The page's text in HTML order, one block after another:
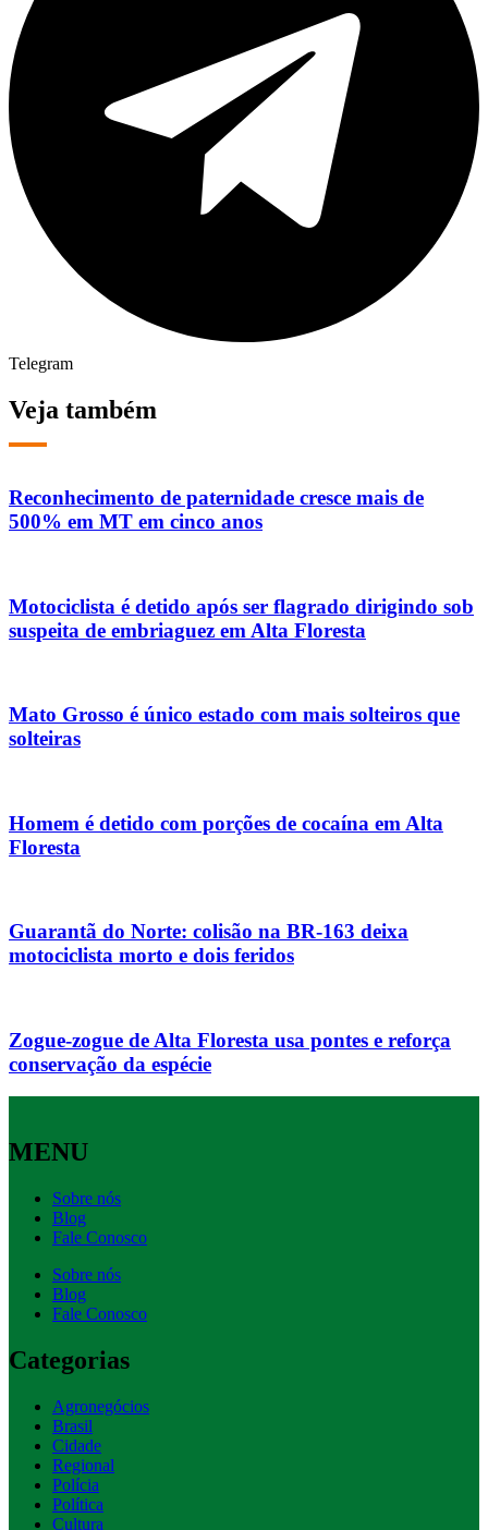
Telegram
Veja também
Reconhecimento de paternidade cresce mais de
500% em MT em cinco anos
Motociclista é detido após ser flagrado dirigindo sob
suspeita de embriaguez em Alta Floresta
Mato Grosso é único estado com mais solteiros que
solteiras
Homem é detido com porções de cocaína em Alta
Floresta
Guarantã do Norte: colisão na BR-163 deixa
motociclista morto e dois feridos
Zogue-zogue de Alta Floresta usa pontes e reforça
conservação da espécie
MENU
Sobre nós
Blog
Fale Conosco
Sobre nós
Blog
Fale Conosco
Categorias
Agronegócios
Brasil
Cidade
Regional
Polícia
Política
Cultura